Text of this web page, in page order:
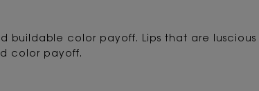
buildable color payoff. Lips that are luscious
color payoff.